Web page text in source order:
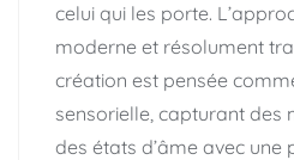
celui qui les porte.
moderne et résolument
création est pensée
sensorielle, capturant des
des états d’âme avec une